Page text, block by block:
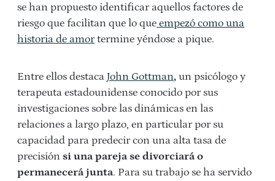
se han propuesto identificar aquellos factores de
riesgo que facilitan que lo que empezó como una
historia de amortermine yéndose a pique.
Entre ellos destaca John Gottman, un psicólogo y
terapeuta estadounidense conocido por sus
investigaciones sobre las dinámicas en las
relaciones a largo plazo, en particular por su
capacidad para predecir con una alta tasa de
precisión si una pareja se divorciará o
permanecerá junta. Para su trabajo se ha servido